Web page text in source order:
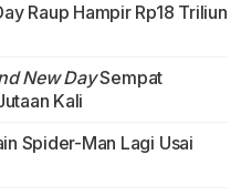
Raup Hampir Rp18 Triliun
New DaySempat
Kali
Spider-Man Lagi Usai